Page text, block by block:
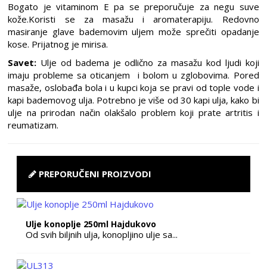
Bogato je vitaminom E pa se preporučuje za negu suve
kože.Koristi se za masažu i aromaterapiju. Redovno
masiranje glave bademovim uljem može sprečiti opadanje
kose. Prijatnog je mirisa.
Savet: Ulje od badema je odlično za masažu kod ljudi koji
imaju probleme sa oticanjem i bolom u zglobovima. Pored
masaže, oslobađa bola i u kupci koja se pravi od tople vode i
kapi bademovog ulja. Potrebno je više od 30 kapi ulja, kako bi
ulje na prirodan način olakšalo problem koji prate artritis i
reumatizam.
PREPORUČENI PROIZVODI
Ulje konoplje 250ml Hajdukovo
Od svih biljnih ulja, konopljino ulje sa...